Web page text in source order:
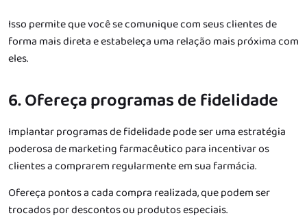
Isso permite que você se comunique com seus clientes de
forma mais direta e estabeleça uma relação mais próxima com
eles.
6. Ofereça programas de fidelidade
Implantar programas de fidelidade pode ser uma estratégia
poderosa de marketing farmacêutico para incentivar os
clientes a comprarem regularmente em sua farmácia.
Ofereça pontos a cada compra realizada, que podem ser
trocados por descontos ou produtos especiais.